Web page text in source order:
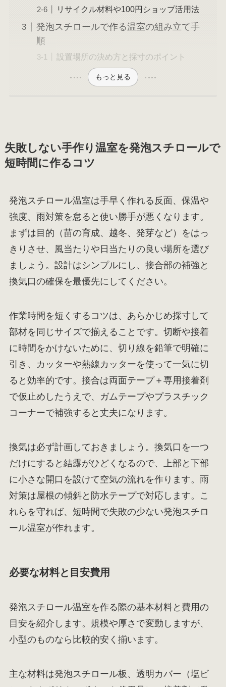
リサイクル材料や100円ショップ活用法
発泡スチロールで作る温室の組み立て手
順
設置場所の決め方と採寸のポイント
もっと見る
失敗しない手作り温室を発泡スチロールで
短時間に作るコツ
発泡スチロール温室は手早く作れる反面、保温や
強度、雨対策を怠ると使い勝手が悪くなります。
まずは目的（苗の育成、越冬、発芽など）をはっ
きりさせ、風当たりや日当たりの良い場所を選び
ましょう。設計はシンプルにし、接合部の補強と
換気口の確保を最優先にしてください。
作業時間を短くするコツは、あらかじめ採寸して
部材を同じサイズで揃えることです。切断や接着
に時間をかけないために、切り線を鉛筆で明確に
引き、カッターや熱線カッターを使って一気に切
ると効率的です。接合は両面テープ＋専用接着剤
で仮止めしたうえで、ガムテープやプラスチック
コーナーで補強すると丈夫になります。
換気は必ず計画しておきましょう。換気口を一つ
だけにすると結露がひどくなるので、上部と下部
に小さな開口を設けて空気の流れを作ります。雨
対策は屋根の傾斜と防水テープで対応します。こ
れらを守れば、短時間で失敗の少ない発泡スチロ
ール温室が作れます。
必要な材料と目安費用
発泡スチロール温室を作る際の基本材料と費用の
目安を紹介します。規模や厚さで変動しますが、
小型のものなら比較的安く揃います。
主な材料は発泡スチロール板、透明カバー（塩ビ